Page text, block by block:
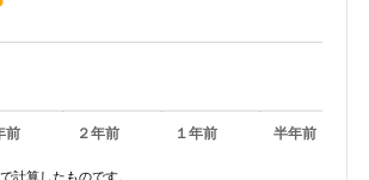
前 ２年前 １年前 半年前
計算したものです。